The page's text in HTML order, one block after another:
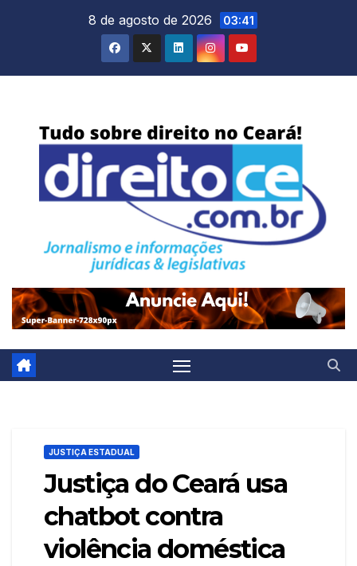
8 de agosto de 2026 03:41
JUSTIÇA ESTADUAL
Justiça do Ceará usa
chatbot contra
violência doméstica